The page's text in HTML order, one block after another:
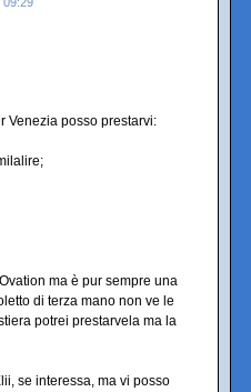
Venezia posso prestarvi:
ma è pur sempre una
di terza mano non ve le
potrei prestarvela ma la
se interessa, ma vi posso